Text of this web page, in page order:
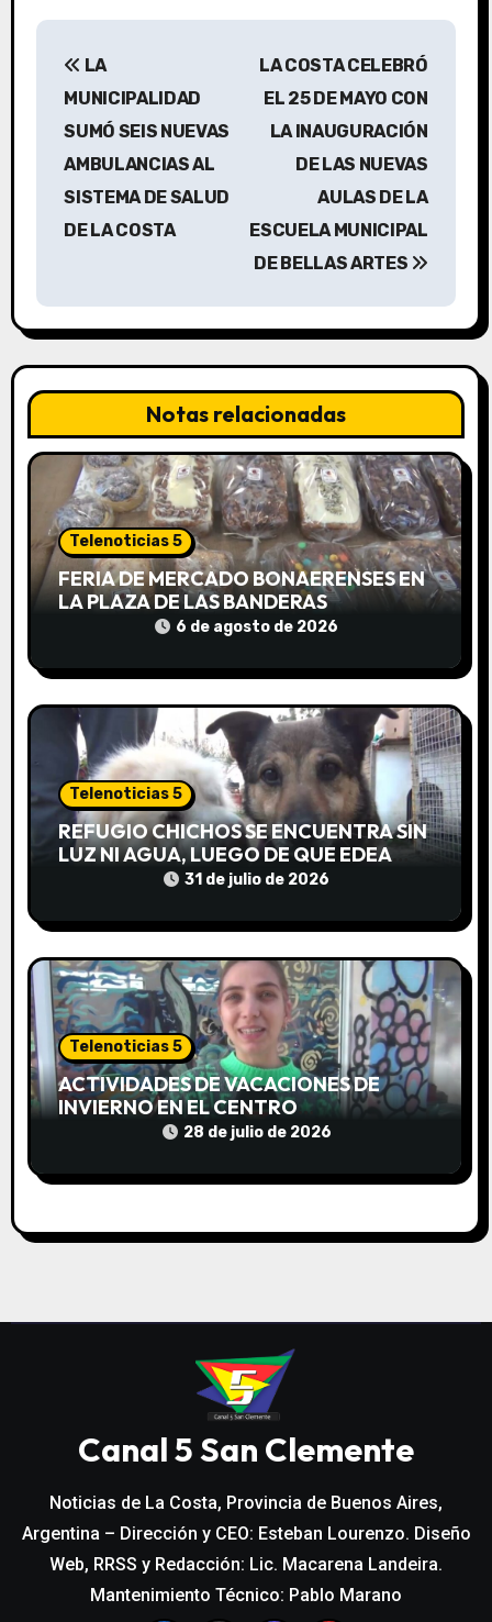
N
c
i
ó
n
e
e
t
r
a
d
a
LA
MUNICIPALIDAD
SUMÓ SEIS NUEVAS
AMBULANCIAS AL
SISTEMA DE SALUD
DE LA COSTA
LA COSTA CELEBRÓ
EL 25 DE MAYO CON
LA INAUGURACIÓN
DE LAS NUEVAS
AULAS DE LA
ESCUELA MUNICIPAL
DE BELLAS ARTES
Notas relacionadas
Telenoticias 5
FERIA DE MERCADO BONAERENSES EN
LA PLAZA DE LAS BANDERAS
6 de agosto de 2026
Telenoticias 5
REFUGIO CHICHOS SE ENCUENTRA SIN
LUZ NI AGUA, LUEGO DE QUE EDEA
CORTARA EL SUMINISTRO SIN AVISO
31 de julio de 2026
Telenoticias 5
ACTIVIDADES DE VACACIONES DE
INVIERNO EN EL CENTRO
COMUNITARIO EL TALA
28 de julio de 2026
Canal 5 San Clemente
Noticias de La Costa, Provincia de Buenos Aires,
Argentina – Dirección y CEO: Esteban Lourenzo. Diseño
Web, RRSS y Redacción: Lic. Macarena Landeira.
Mantenimiento Técnico: Pablo Marano